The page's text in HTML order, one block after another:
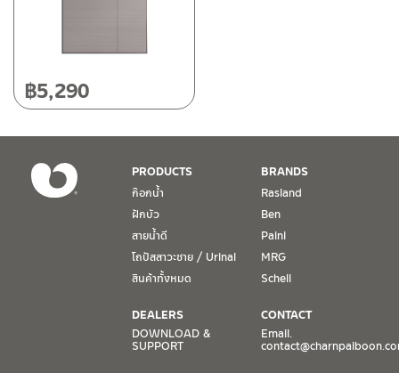
฿5,290
PRODUCTS
ก๊อกน้ำ
ฝักบัว
สายน้ำดี
โถปัสสาวะชาย / Urinal
สินค้าทั้งหมด
BRANDS
Rasland
Ben
Paini
MRG
Schell
DEALERS
DOWNLOAD &
SUPPORT
CONTACT
Email.